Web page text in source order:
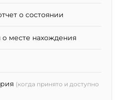
о состоянии
месте нахождения
(когда принято и доступно